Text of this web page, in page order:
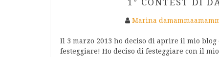
1° CONTEST DI
Marina
Il 3 marzo 2013 ho deciso di aprire il mio
festeggiare! Ho deciso di festeggiare con il